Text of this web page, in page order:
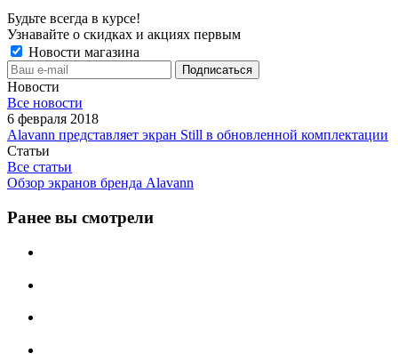
Будьте всегда в курсе!
Узнавайте о скидках и акциях первым
Новости магазина
Новости
Все новости
6 февраля 2018
Alavann представляет экран Still в обновленной комплектации
Статьи
Все статьи
Обзор экранов бренда Alavann
Ранее вы смотрели